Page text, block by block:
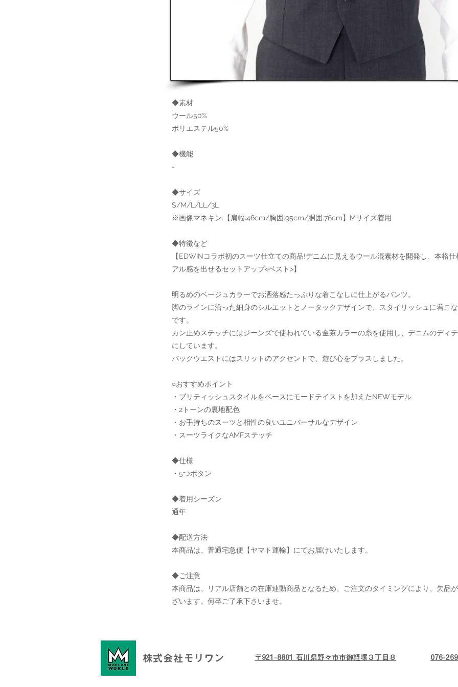
◆素材
ウール50%
ポリエステル50%
◆機能
-
◆サイズ
S/M/L/LL/3L
※画像マネキン:【肩幅:46cm/胸囲:95cm/胴囲:76cm】Mサイズ着用
◆特徴など
【EDWINコラボ初のスーツ仕立ての商品!デニムに見えるウール混素材を開発し、本格
アル感を出せるセットアップ<ベスト>】
明るめのベージュカラーでお洒落感たっぷりな着こなしに仕上がるパンツ。
脚のラインに沿った細身のシルエットとノータックデザインで、スタイリッシュに着こ
です。
カン止めステッチにはジーンズで使われている金茶カラーの糸を使用し、デニムのディ
にしています。
バックウエストにはスリットのアクセントで、遊び心をプラスしました。
○おすすめポイント
・ブリティッシュスタイルをベースにモードテイストを加えたNEWモデル
・2トーンの裏地配色
・お手持ちのスーツと相性の良いユニバーサルなデザイン
・スーツライクなAMFステッチ
◆仕様
・5つボタン
◆着用シーズン
通年
◆配送方法
本商品は、普通宅急便【ヤマト運輸】にてお届けいたします。
◆ご注意
本商品は、リアル店舗との在庫連動商品となるため、ご注文のタイミングにより、欠品
ざいます。何卒ご了承下さいませ。
株式会社モリワン 〒921-8801 石川県野々市市御経塚３丁目８ 076-